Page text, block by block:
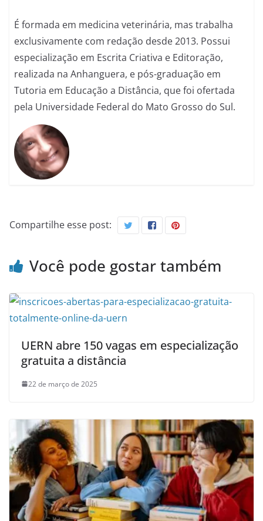
É formada em medicina veterinária, mas trabalha
exclusivamente com redação desde 2013. Possui
especialização em Escrita Criativa e Editoração,
realizada na Anhanguera, e pós-graduação em
Tutoria em Educação a Distância, que foi ofertada
pela Universidade Federal do Mato Grosso do Sul.
Compartilhe esse post:
Você pode gostar também
UERN abre 150 vagas em especialização
gratuita a distância
22 de março de 2025